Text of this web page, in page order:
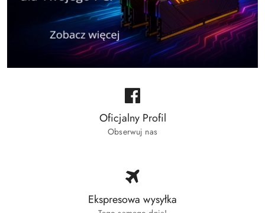
Oficjalny Profil
Obserwuj nas
Ekspresowa wysyłka